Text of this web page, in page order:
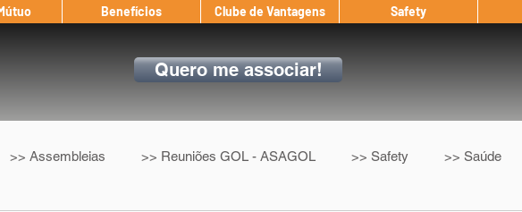
Benefícios Clube de Vantagens Safety
Quero me associar!
>> Assembleias >> Reuniões GOL - ASAGOL >> Safety >> Saúde